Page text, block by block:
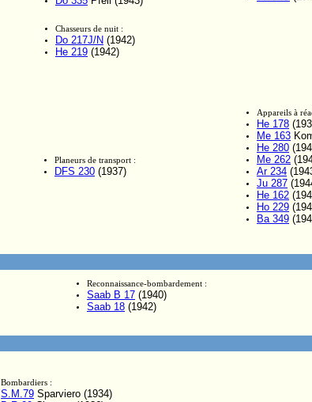
Chasseurs de nuit :
Do 217J/N (1942)
He 219 (1942)
Planeurs de transport :
DFS 230 (1937)
Appareils à
He 178
Me 163
He 280
Me 262
Ar 234
Ju 287
He 162
Ho 229
Ba 349
Reconnaissance-bombardement :
Saab B 17 (1940)
Saab 18 (1942)
Bombardiers :
S.M.79 Sparviero (1934)